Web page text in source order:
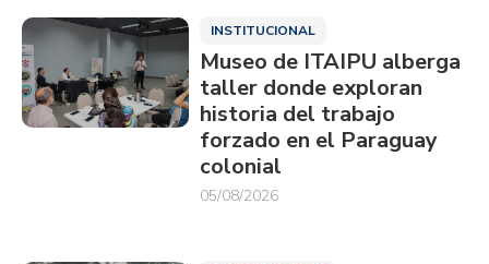
INSTITUCIONAL
Museo de ITAIPU alberga
taller donde exploran
historia del trabajo
forzado en el Paraguay
colonial
05/08/2026